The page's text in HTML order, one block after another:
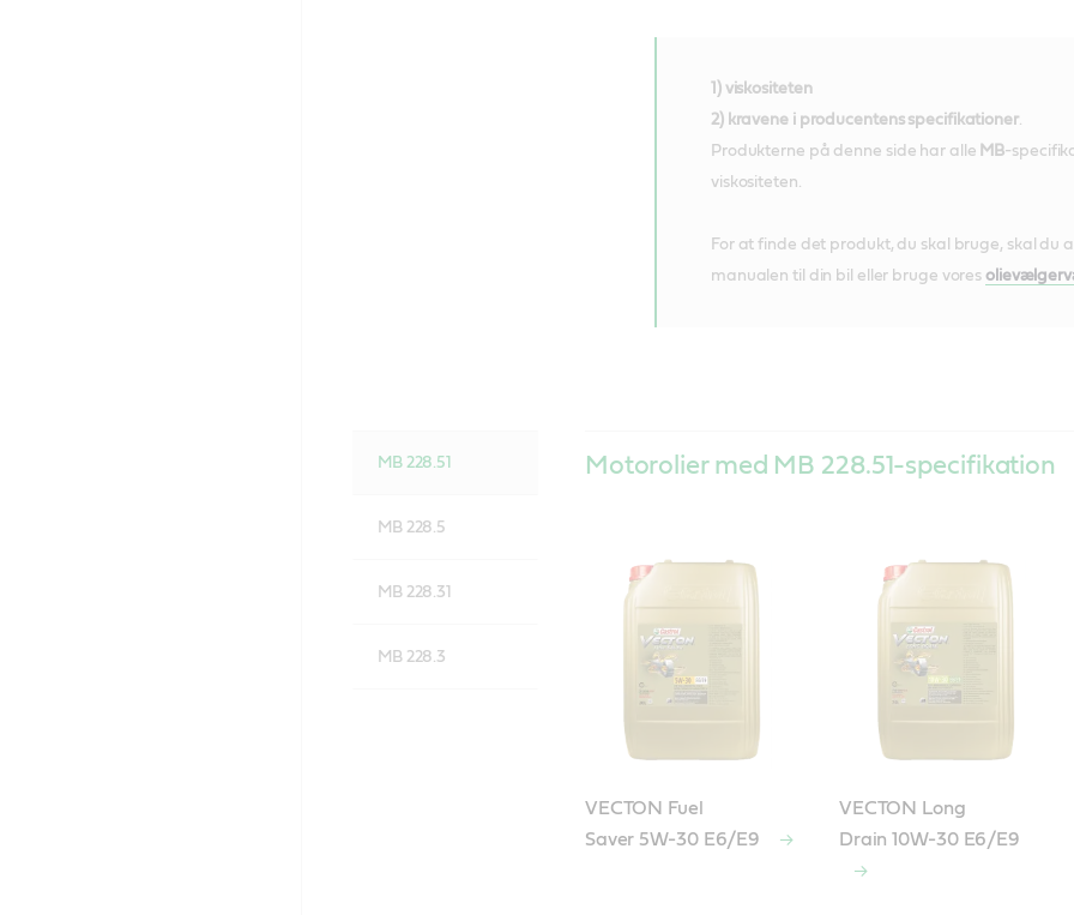
1) viskositeten
2) kravene i producentens specifikationer.
Produkterne på denne side har alle MB-
viskositeten.
For at finde det produkt, du skal bruge, skal du
manualen til din bil eller bruge vores
MB 228.51
MB 228.5
MB 228.31
MB 228.3
Motorolier med MB 228.51-specifikation
VECTON Fuel
Saver 5W-30 E6/E9
VECTON Long
Drain 10W-30 E6/E9